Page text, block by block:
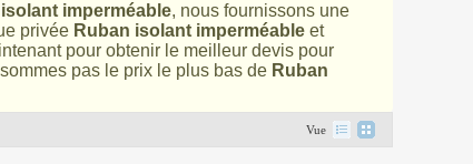
imperméable, nous fournissons une
privée Ruban isolant imperméable et
pour obtenir le meilleur devis pour
pas le prix le plus bas de Ruban
Vue